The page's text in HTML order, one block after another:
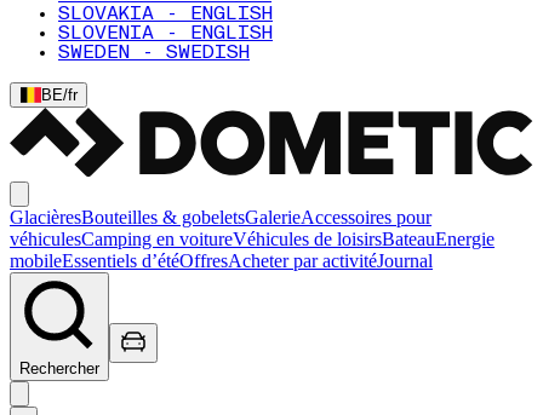
SLOVAKIA - ENGLISH
SLOVENIA - ENGLISH
SWEDEN - SWEDISH
BE/fr
GlacièresBouteilles & gobeletsGalerieAccessoires pour
véhiculesCamping en voitureVéhicules de loisirsBateauEnergie
mobileEssentiels d’étéOffresAcheter par activitéJournal
Rechercher